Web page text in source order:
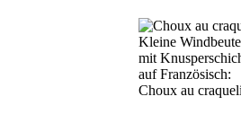
Kleine
mit
auf Französisch:
Choux au